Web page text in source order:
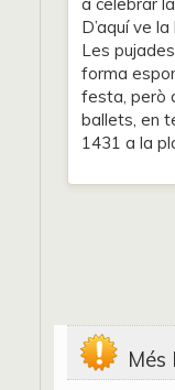
D’aquí ve
Les
forma
festa, però
ballets, en
1431 a la
Més